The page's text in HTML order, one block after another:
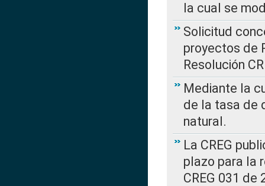
la cual se
Solicitud
proyectos de
Resolución
Mediante la
de la tasa de
natural.
La CREG
plazo para la
CREG 031 de